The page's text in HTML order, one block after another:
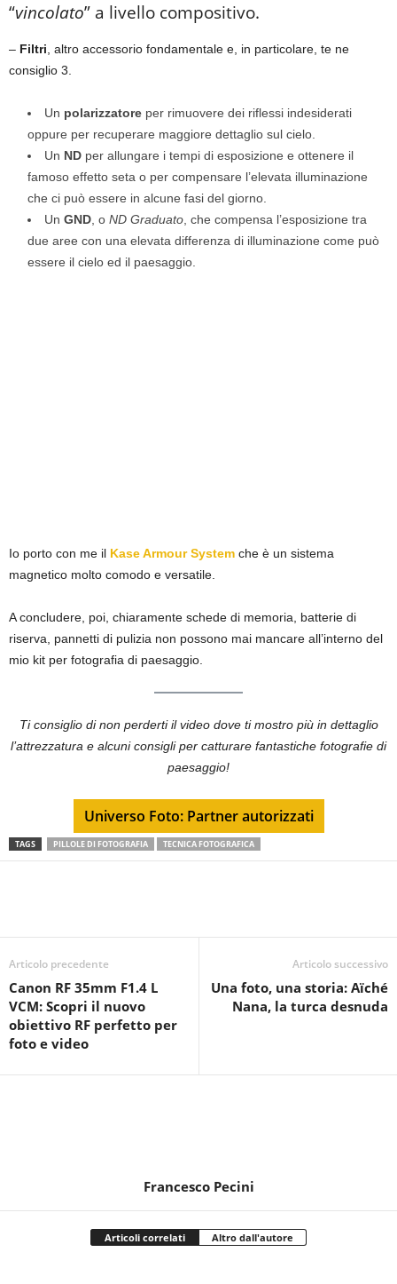
“vincolato” a livello compositivo.
– Filtri , altro accessorio fondamentale e, in particolare, te ne
consiglio 3.
Un polarizzatore per rimuovere dei riflessi indesiderati
oppure per recuperare maggiore dettaglio sul cielo.
Un ND per allungare i tempi di esposizione e ottenere il
famoso effetto seta o per compensare l’elevata illuminazione
che ci può essere in alcune fasi del giorno.
Un GND , o ND Graduato , che compensa l’esposizione tra
due aree con una elevata differenza di illuminazione come può
essere il cielo ed il paesaggio.
Io porto con me il Kase Armour System che è un sistema
magnetico molto comodo e versatile.
A concludere, poi, chiaramente schede di memoria, batterie di
riserva, pannetti di pulizia non possono mai mancare all’interno del
mio kit per fotografia di paesaggio.
Ti consiglio di non perderti il video dove ti mostro più in dettaglio
l’attrezzatura e alcuni consigli per catturare fantastiche fotografie di
paesaggio!
Universo Foto: Partner autorizzati
TAGS PILLOLE DI FOTOGRAFIA TECNICA FOTOGRAFICA
Articolo precedente
Canon RF 35mm F1.4 L
VCM: Scopri il nuovo
obiettivo RF perfetto per
foto e video
Articolo successivo
Una foto, una storia: Aïché
Nana, la turca desnuda
Francesco Pecini
Articoli correlati Altro dall'autore